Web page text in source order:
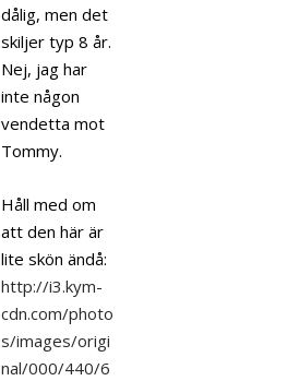
dålig, men det
skiljer typ 8 år.
Nej, jag har
inte någon
vendetta mot
Tommy.
Håll med om
att den här är
lite skön ändå:
http://i3.kym-
cdn.com/photo
s/images/origi
nal/000/440/6